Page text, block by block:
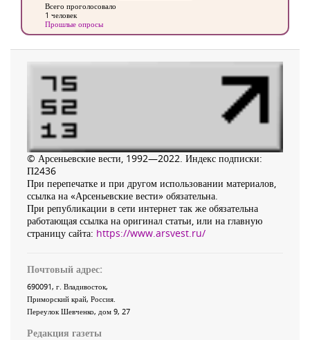
Всего проголосовало
1 человек
Прошлые опросы
© Арсеньевские вести, 1992—2022. Индекс подписки:
П2436
При перепечатке и при другом использовании материалов,
ссылка на «Арсеньевские вести» обязательна.
При републикации в сети интернет так же обязательна
работающая ссылка на оригинал статьи, или на главную
страницу сайта: https://www.arsvest.ru/
Почтовый адрес:
690091, г. Владивосток,
Приморский край, Россия
Переулок Шевченко, дом 9, 27
Редакция газеты